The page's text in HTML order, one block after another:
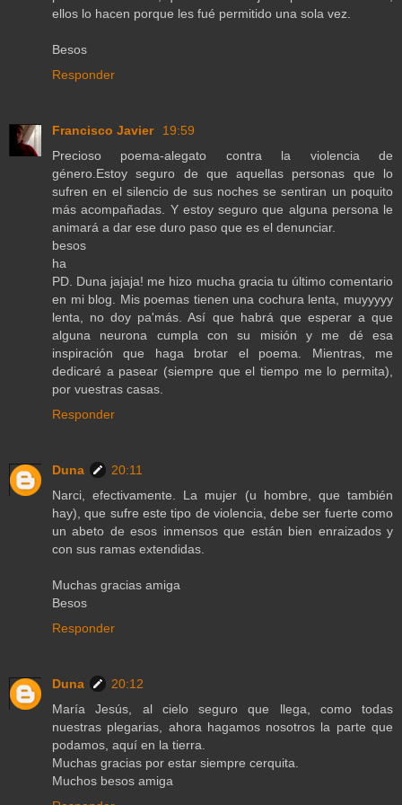
ellos lo hacen porque les fué permitido una sola vez.
Besos
Responder
Francisco Javier
19:59
Precioso poema-alegato contra la violencia de
género.Estoy seguro de que aquellas personas que lo
sufren en el silencio de sus noches se sentiran un poquito
más acompañadas. Y estoy seguro que alguna persona le
animará a dar ese duro paso que es el denunciar.
besos
ha
PD. Duna jajaja! me hizo mucha gracia tu último comentario
en mi blog. Mis poemas tienen una cochura lenta, muyyyyy
lenta, no doy pa'más. Así que habrá que esperar a que
alguna neurona cumpla con su misión y me dé esa
inspiración que haga brotar el poema. Mientras, me
dedicaré a pasear (siempre que el tiempo me lo permita),
por vuestras casas.
Responder
Duna
20:11
Narci, efectivamente. La mujer (u hombre, que también
hay), que sufre este tipo de violencia, debe ser fuerte como
un abeto de esos inmensos que están bien enraizados y
con sus ramas extendidas.
Muchas gracias amiga
Besos
Responder
Duna
20:12
María Jesús, al cielo seguro que llega, como todas
nuestras plegarias, ahora hagamos nosotros la parte que
podamos, aquí en la tierra.
Muchas gracias por estar siempre cerquita.
Muchos besos amiga